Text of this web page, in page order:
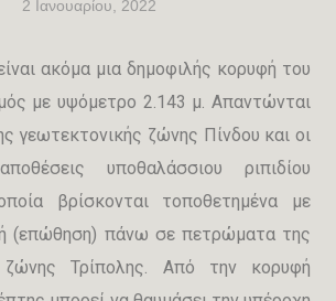
2 Ιανουαρίου, 2022
ακόμα μια δημοφιλής κορυφή του
με υψόμετρο 2.143 μ. Απαντώνται
γεωτεκτονικής ζώνης Πίνδου και οι
υποθαλάσσιου ριπιδίου
βρίσκονται τοποθετημένα με
(επώθηση) πάνω σε πετρώματα της
ζώνης Τρίπολης. Από την κορυφή